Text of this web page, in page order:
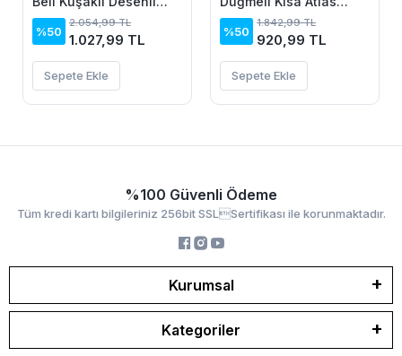
Kısa Süprem Elbise
%50
2.054,99 TL
1.027,99 TL
Sepete Ekle
Elbise
%50
1.842,99 TL
920,99 TL
Sepete Ekle
%100 Güvenli Ödeme
Tüm kredi kartı bilgileriniz 256bit SSLSertifikası ile korunmaktadır.
Kurumsal
Kategoriler